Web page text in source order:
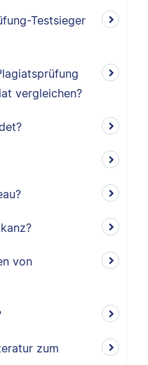
Testsieger
vergleichen?
von
zum